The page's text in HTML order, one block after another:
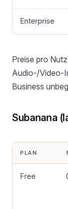
Enterprise
Preise pro
Audio-/Video-
Business
Subanana
PLAN
Free